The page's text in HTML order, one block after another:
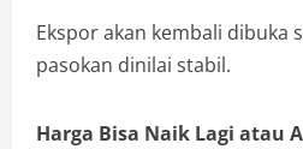
Ekspor akan kembali dibuka
pasokan dinilai stabil.
Harga Bisa Naik Lagi atau